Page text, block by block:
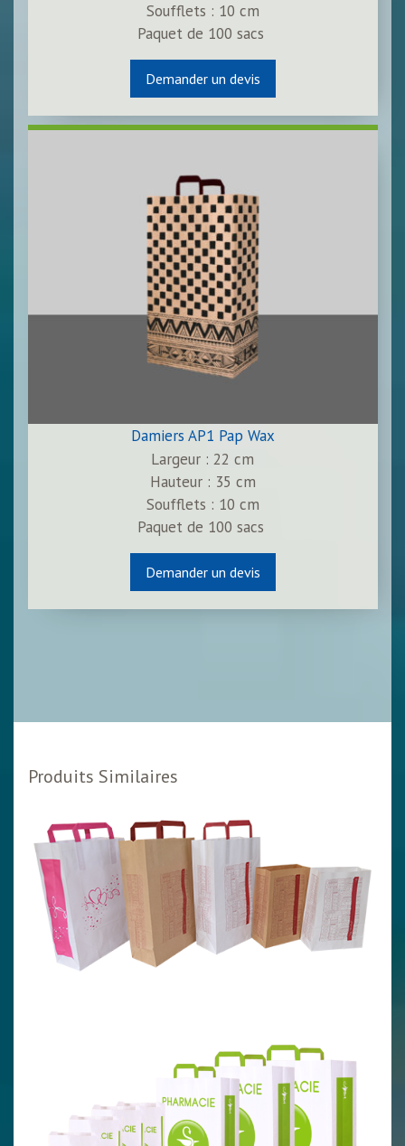
Soufflets : 10 cm
Paquet de 100 sacs
Demander un devis
Damiers AP1 Pap Wax
Largeur : 22 cm
Hauteur : 35 cm
Soufflets : 10 cm
Paquet de 100 sacs
Demander un devis
Produits Similaires